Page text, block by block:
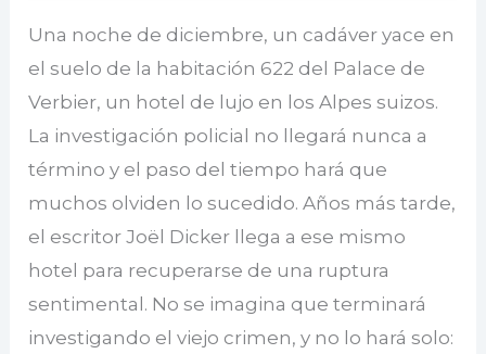
Una noche de diciembre, un cadáver yace en
el suelo de la habitación 622 del Palace de
Verbier, un hotel de lujo en los Alpes suizos.
La investigación policial no llegará nunca a
término y el paso del tiempo hará que
muchos olviden lo sucedido. Años más tarde,
el escritor Joël Dicker llega a ese mismo
hotel para recuperarse de una ruptura
sentimental. No se imagina que terminará
investigando el viejo crimen, y no lo hará solo: